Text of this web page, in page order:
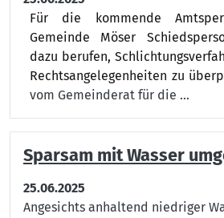
Für die kommende
Gemeinde Möser
dazu berufen,
Rechtsan­gelegenheiten zu
vom Gemeinderat für die ...
Sparsam mit Wasser
25.06.2025
Angesichts anhaltend niedriger